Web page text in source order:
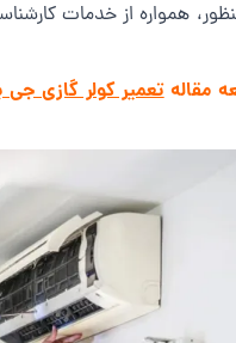
همواره از خدمات
مقالهتعمیر کولر گازی